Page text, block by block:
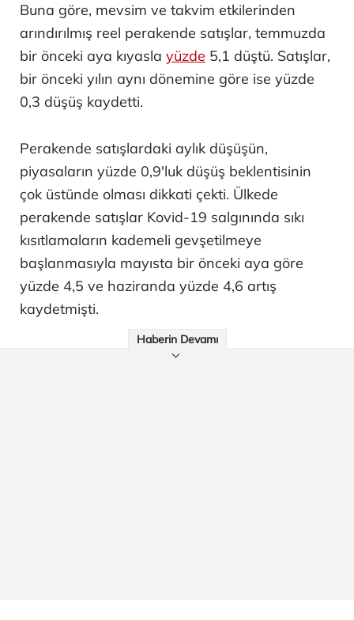
Buna göre, mevsim ve takvim etkilerinden
arındırılmış reel perakende satışlar, temmuzda
bir önceki aya kıyasla yüzde 5,1 düştü. Satışlar,
bir önceki yılın aynı dönemine göre ise yüzde
0,3 düşüş kaydetti.
Perakende satışlardaki aylık düşüşün,
piyasaların yüzde 0,9'luk düşüş beklentisinin
çok üstünde olması dikkati çekti. Ülkede
perakende satışlar Kovid-19 salgınında sıkı
kısıtlamaların kademeli gevşetilmeye
başlanmasıyla mayısta bir önceki aya göre
yüzde 4,5 ve haziranda yüzde 4,6 artış
kaydetmişti.
Haberin Devamı